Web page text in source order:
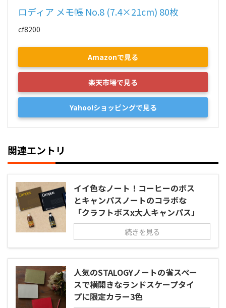
ロディア メモ帳 No.8 (7.4×21cm) 80枚
cf8200
Amazonで見る
楽天市場で見る
Yahoo!ショッピングで見る
関連エントリ
イイ色なノート！コーヒーのボス
とキャンパスノートのコラボな
「クラフトボスx大人キャンパス」
続きを見る
人気のSTALOGYノートの省スペー
スで横開きなランドスケープタイ
プに限定カラー3色